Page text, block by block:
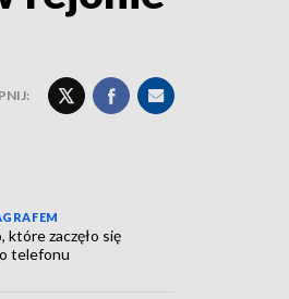
które zaczęło się
telefonu